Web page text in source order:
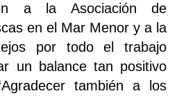
a la Asociación de
en el Mar Menor y a la
por todo el trabajo
un balance tan positivo
también a los